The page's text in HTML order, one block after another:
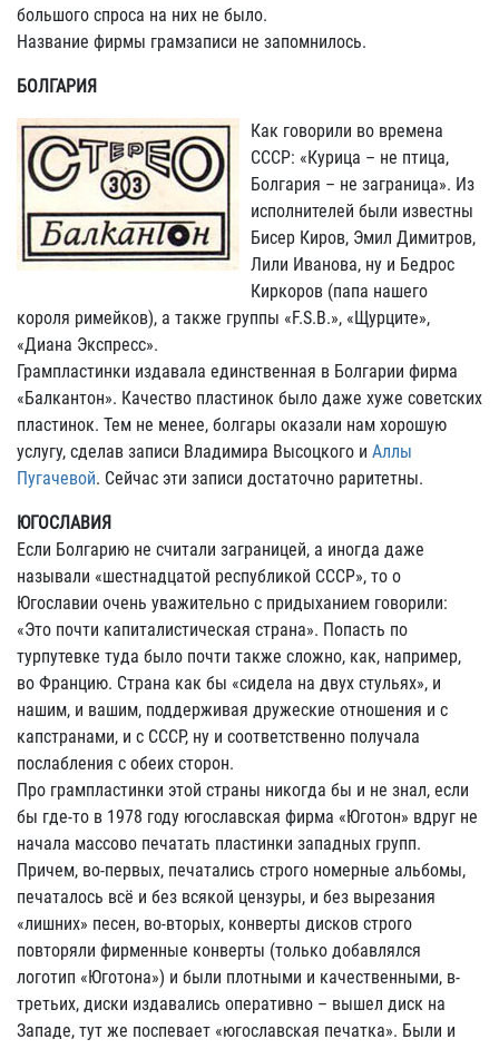
большого спроса на них не было.
Название фирмы грамзаписи не запомнилось.
БОЛГАРИЯ
Как говорили во времена
СССР: «Курица – не птица,
Болгария – не заграница». Из
исполнителей были известны
Бисер Киров, Эмил Димитров,
Лили Иванова, ну и Бедрос
Киркоров (папа нашего
короля римейков), а также группы «F.S.B.», «Щурците»,
«Диана Экспресс».
Грампластинки издавала единственная в Болгарии фирма
«Балкантон». Качество пластинок было даже хуже советских
пластинок. Тем не менее, болгары оказали нам хорошую
услугу, сделав записи Владимира Высоцкого и Аллы
Пугачевой. Сейчас эти записи достаточно раритетны.
ЮГОСЛАВИЯ
Если Болгарию не считали заграницей, а иногда даже
называли «шестнадцатой республикой СССР», то о
Югославии очень уважительно с придыханием говорили:
«Это почти капиталистическая страна». Попасть по
турпутевке туда было почти также сложно, как, например,
во Францию. Страна как бы «сидела на двух стульях», и
нашим, и вашим, поддерживая дружеские отношения и с
капстранами, и с СССР, ну и соответственно получала
послабления с обеих сторон.
Про грампластинки этой страны никогда бы и не знал, если
бы где-то в 1978 году югославская фирма «Юготон» вдруг не
начала массово печатать пластинки западных групп.
Причем, во-первых, печатались строго номерные альбомы,
печаталось всё и без всякой цензуры, и без вырезания
«лишних» песен, во-вторых, конверты дисков строго
повторяли фирменные конверты (только добавлялся
логотип «Юготона») и были плотными и качественными, в-
третьих, диски издавались оперативно – вышел диск на
Западе, тут же поспевает «югославская печатка». Были и